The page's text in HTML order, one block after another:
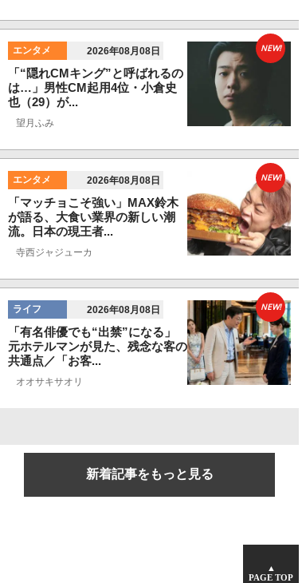
エンタメ 2026年08月08日
「“隠れCMキング”と呼ばれるの
は…」男性CM起用4位・小倉史
也（29）が...
望月ふみ
NEW!
エンタメ 2026年08月08日
「マッチョこそ強い」MAX鈴木
が語る、大食い業界の新しい潮
流。日本の現王者...
寺西ジャジューカ
NEW!
ライフ 2026年08月08日
「有名俳優でも“出禁”になる」
元ホテルマンが見た、残念な客の
共通点／「お客...
オオサキサオリ
NEW!
新着記事をもっと見る
▲
PAGE TOP